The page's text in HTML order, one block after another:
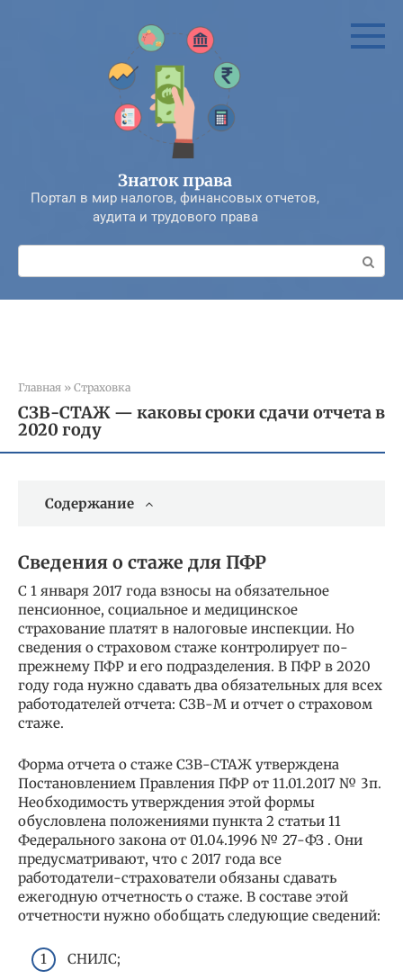
Знаток права
Портал в мир налогов, финансовых отчетов,
аудита и трудового права
Поиск:
Главная » Страховка
СЗВ-СТАЖ — каковы сроки сдачи отчета в
2020 году
Содержание
Сведения о стаже для ПФР
С 1 января 2017 года взносы на обязательное
пенсионное, социальное и медицинское
страхование платят в налоговые инспекции. Но
сведения о страховом стаже контролирует по-
прежнему ПФР и его подразделения. В ПФР в 2020
году года нужно сдавать два обязательных для всех
работодателей отчета: СЗВ-М и отчет о страховом
стаже.
Форма отчета о стаже СЗВ-СТАЖ утверждена
Постановлением Правления ПФР от 11.01.2017 № 3п.
Необходимость утверждения этой формы
обусловлена положениями пункта 2 статьи 11
Федерального закона от 01.04.1996 № 27-ФЗ . Они
предусматривают, что с 2017 года все
работодатели-страхователи обязаны сдавать
ежегодную отчетность о стаже. В составе этой
отчетности нужно обобщать следующие сведений:
СНИЛС;